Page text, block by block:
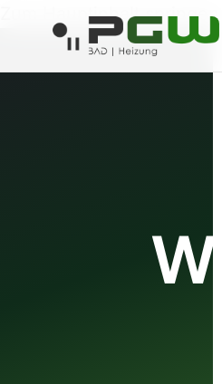
Zum Hauptinhalt springen